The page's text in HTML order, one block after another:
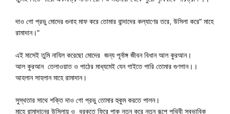
দাও গো প্রভু মোদের গুনাহ মাফ করে তোমার বান্দাদের কল্যাণের তরে, উসিলা করে" মাহে
রামাদান।"
এই মাসেই তুমি নাযিল করেছো মোদের জন্য পূর্নাঙ্গ জীবন বিধান আল কুরআন।
আল কুরআন তেলাওয়াত ও পাঠের মাধ্যমেই যেন গাইতে পারি তোমার গুণগান।।
আহলান সাহলান মাহে রামাদান।
সুস্থতার সাথে শক্তি দাও গো প্রভু তোমার হুকুম করতে পালন।
মাহে রামাদানের উসিলায় ও বরকতে ফিরে পাক নতুন করে নতুন রূপে পৃথিবী স্বভাবিক